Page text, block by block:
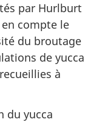
par Hurlburt
compte le
du broutage
de yucca
à
du yucca